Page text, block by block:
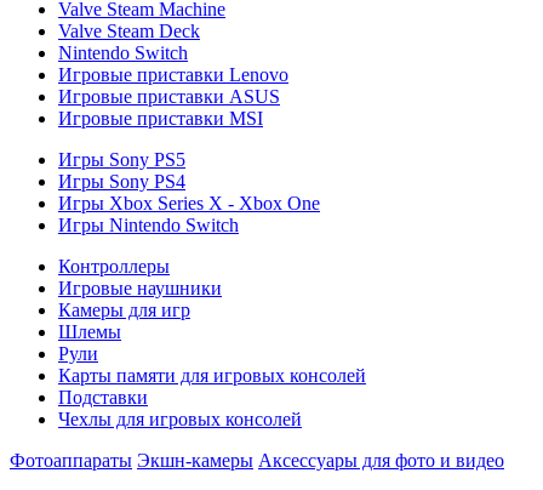
Valve Steam Machine
Valve Steam Deck
Nintendo Switch
Игровые приставки Lenovo
Игровые приставки ASUS
Игровые приставки MSI
Игры Sony PS5
Игры Sony PS4
Игры Xbox Series X - Xbox One
Игры Nintendo Switch
Контроллеры
Игровые наушники
Камеры для игр
Шлемы
Рули
Карты памяти для игровых консолей
Подставки
Чехлы для игровых консолей
Фотоаппараты Экшн-камеры Аксессуары для фото и видео